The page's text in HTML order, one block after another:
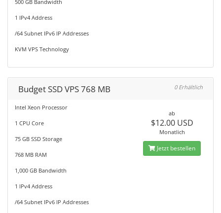
500 GB Bandwidth
1 IPv4 Address
/64 Subnet IPv6 IP Addresses
KVM VPS Technology
Budget SSD VPS 768 MB 0 Erhältlich
Intel Xeon Processor
1 CPU Core
75 GB SSD Storage
768 MB RAM
1,000 GB Bandwidth
1 IPv4 Address
/64 Subnet IPv6 IP Addresses
ab
$12.00 USD
Monatlich
Jetzt bestellen